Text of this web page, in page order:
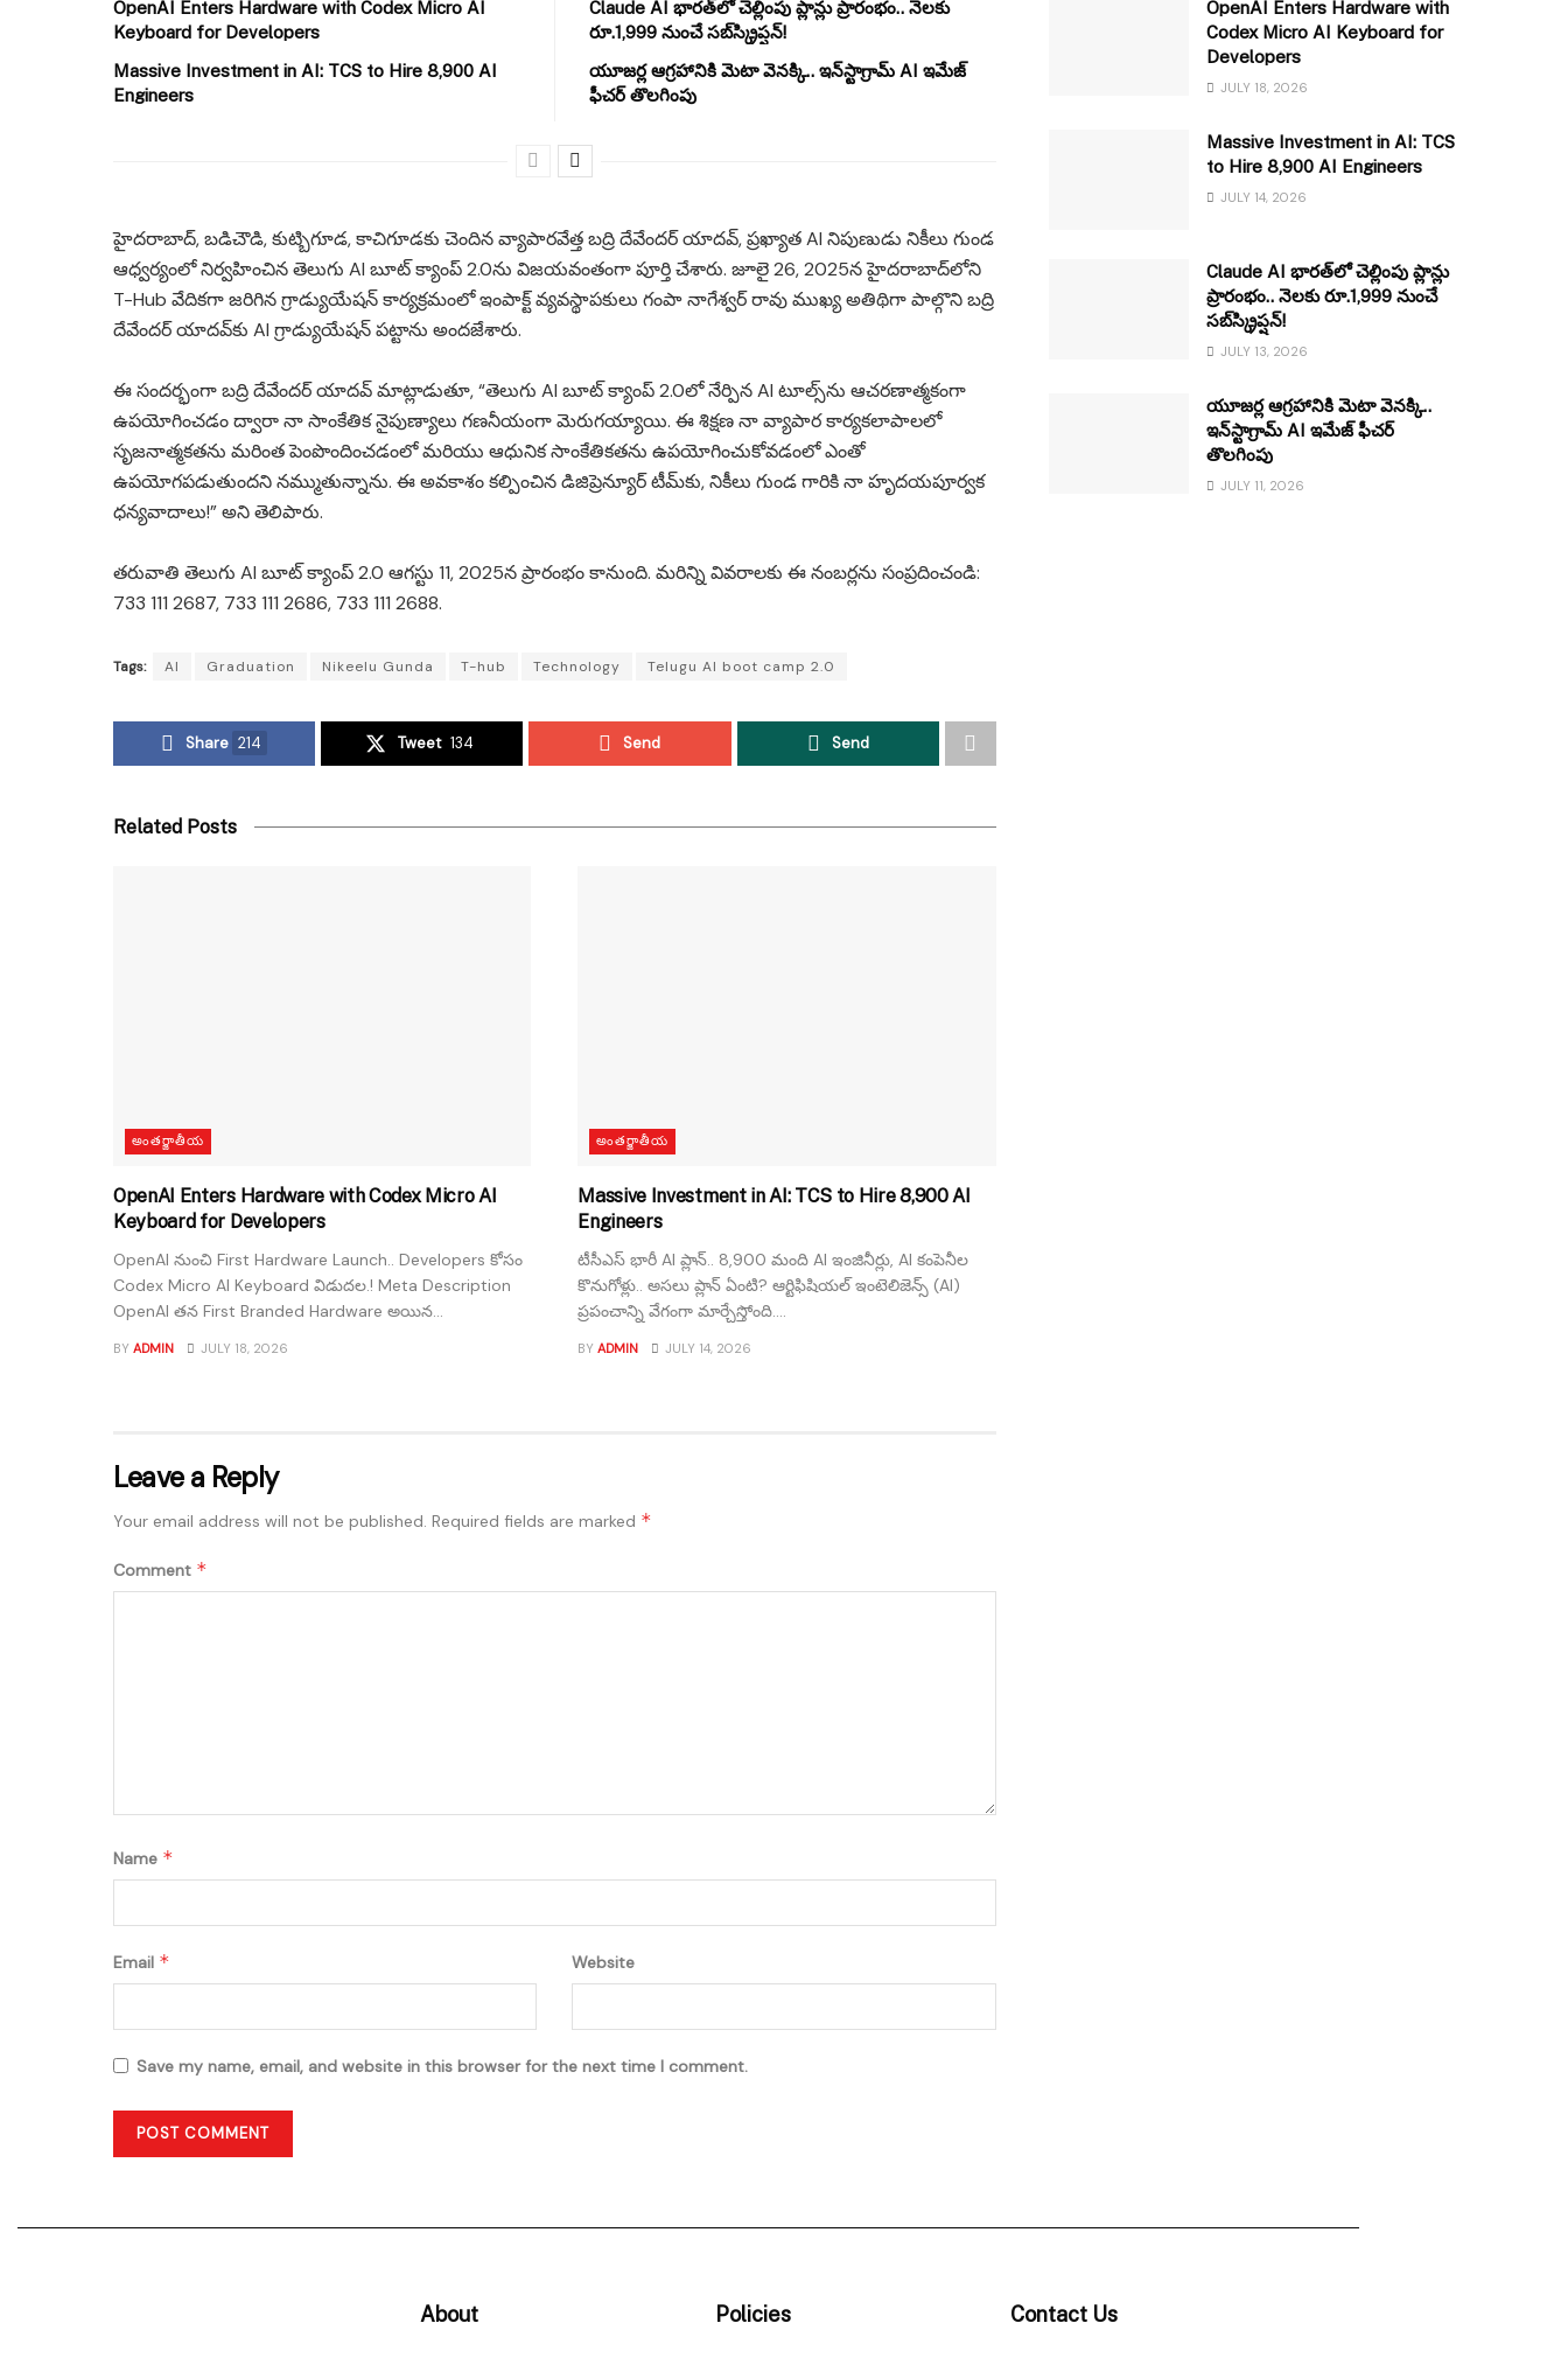
OpenAI Enters Hardware with Codex Micro AI
Keyboard for Developers
Massive Investment in AI: TCS to Hire 8,900 AI
Engineers
Claude AI భారత్‌లో చెల్లింపు ప్లాన్లు ప్రారంభం.. నెలకు
రూ.1,999 నుంచే సబ్‌స్క్రిప్షన్!
యూజర్ల ఆగ్రహానికి మెటా వెనక్కి.. ఇన్‌స్టాగ్రామ్ AI ఇమేజ్
ఫీచర్ తొలగింపు
హైదరాబాద్, బడిచౌడి, కుట్బిగూడ, కాచిగూడకు చెందిన వ్యాపారవేత్త బద్రి దేవేందర్ యాదవ్, ప్రఖ్యాత AI నిపుణుడు నికీలు గుండ
ఆధ్వర్యంలో నిర్వహించిన తెలుగు AI బూట్ క్యాంప్ 2.0ను విజయవంతంగా పూర్తి చేశారు. జూలై 26, 2025న హైదరాబాద్‌లోని
T-Hub వేదికగా జరిగిన గ్రాడ్యుయేషన్ కార్యక్రమంలో ఇంపాక్ట్ వ్యవస్థాపకులు గంపా నాగేశ్వర్ రావు ముఖ్య అతిథిగా పాల్గొని బద్రి
దేవేందర్ యాదవ్‌కు AI గ్రాడ్యుయేషన్ పట్టాను అందజేశారు.
ఈ సందర్భంగా బద్రి దేవేందర్ యాదవ్ మాట్లాడుతూ, “తెలుగు AI బూట్ క్యాంప్ 2.0లో నేర్పిన AI టూల్స్‌ను ఆచరణాత్మకంగా
ఉపయోగించడం ద్వారా నా సాంకేతిక నైపుణ్యాలు గణనీయంగా మెరుగయ్యాయి. ఈ శిక్షణ నా వ్యాపార కార్యకలాపాలలో
సృజనాత్మకతను మరింత పెంపొందించడంలో మరియు ఆధునిక సాంకేతికతను ఉపయోగించుకోవడంలో ఎంతో
ఉపయోగపడుతుందని నమ్ముతున్నాను. ఈ అవకాశం కల్పించిన డిజిప్రెన్యూర్ టీమ్‌కు, నికీలు గుండ గారికి నా హృదయపూర్వక
ధన్యవాదాలు!” అని తెలిపారు.
తరువాతి తెలుగు AI బూట్ క్యాంప్ 2.0 ఆగస్టు 11, 2025న ప్రారంభం కానుంది. మరిన్ని వివరాలకు ఈ నంబర్లను సంప్రదించండి:
733 111 2687, 733 111 2686, 733 111 2688.
Tags: AI Graduation Nikeelu Gunda T-hub Technology Telugu AI boot camp 2.0
Share 214 Tweet 134 Send Send
Related Posts
అంతర్జాతీయ
OpenAI Enters Hardware with Codex Micro AI
Keyboard for Developers
OpenAI నుంచి First Hardware Launch.. Developers కోసం
Codex Micro AI Keyboard విడుదల.! Meta Description
OpenAI తన First Branded Hardware అయిన...
BY ADMIN JULY 18, 2026
అంతర్జాతీయ
Massive Investment in AI: TCS to Hire 8,900 AI
Engineers
టీసీఎస్ భారీ AI ప్లాన్.. 8,900 మంది AI ఇంజినీర్లు, AI కంపెనీల
కొనుగోళ్లు.. అసలు ప్లాన్ ఏంటి? ఆర్టిఫిషియల్ ఇంటెలిజెన్స్ (AI)
ప్రపంచాన్ని వేగంగా మార్చేస్తోంది....
BY ADMIN JULY 14, 2026
Leave a Reply
Your email address will not be published. Required fields are marked *
Comment *
Name *
Email * Website
Save my name, email, and website in this browser for the next time I comment.
OpenAI Enters Hardware with
Codex Micro AI Keyboard for
Developers
JULY 18, 2026
Massive Investment in AI: TCS
to Hire 8,900 AI Engineers
JULY 14, 2026
Claude AI భారత్‌లో చెల్లింపు ప్లాన్లు
ప్రారంభం.. నెలకు రూ.1,999 నుంచే
సబ్‌స్క్రిప్షన్!
JULY 13, 2026
యూజర్ల ఆగ్రహానికి మెటా వెనక్కి..
ఇన్‌స్టాగ్రామ్ AI ఇమేజ్ ఫీచర్
తొలగింపు
JULY 11, 2026
About Policies Contact Us